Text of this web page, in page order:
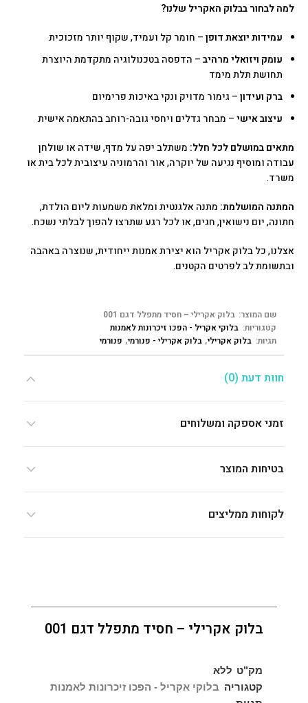
למה לבחור בבלוק האקריל שלנו?
עמידות יוצאת דופן– חומר קל ועמיד, שקוף יותר מזכוכית
עומק ויזואלי מרהיב– הדפסה בטכנולוגיה מתקדמת היוצרת
תחושת תלת מימד
ברק ועידון– גימור מדויק ונקי באיכות פרימיום
עיצוב אישי– מבחר גדלים ויחסי גובה-רוחב בהתאמה אישית
מתאים במושלם לכל חלל: משתלב יפה על מדף, שידה או שולחן
עבודה ומוסיף נגיעה של יוקרה, אור והרמוניה עיצובית לכל בית או
משרד.
המתנה המושלמת: מתנה אלגנטית ומלאת משמעות ליום הולדת,
חתונה, יום נישואין, חגים, או לכל רגע שתרצו להפוך לבלתי נשכח.
אצלנו, כל בלוק אקריל הוא יצירת אמנות ייחודית, שנוצרה באהבה
ובתשומת לב לפרטים הקטנים.
שם המוצר: בלוק אקרילי – חסיד מתפלל דגם 001
קטגוריות: בלוקי אקריל - הפכו זיכרונות לאמנות
תגיות: בלוק אקרילי, בלוק אקרילי - פנורמי, פנורמי
חוות דעת (0)
זמני אספקה ומשלוחים
בטיחות המוצר
לקוחות ממליצים
בלוק אקרילי – חסיד מתפלל דגם 001
מק"ט ללא
קטגוריה בלוקי אקריל - הפכו זיכרונות לאמנות